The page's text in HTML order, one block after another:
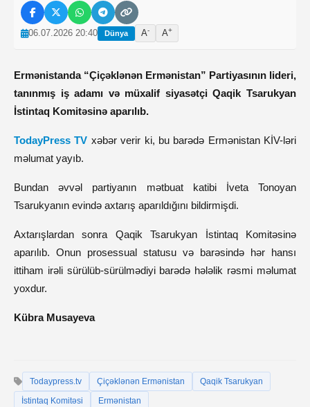
06.07.2026 20:40 Dünya A- A+
Ermənistanda “Çiçəklənən Ermənistan” Partiyasının lideri,
tanınmış iş adamı və müxalif siyasətçi Qaqik Tsarukyan
İstintaq Komitəsinə aparılıb.
TodayPress TV xəbər verir ki, bu barədə Ermənistan KİV-ləri
məlumat yayıb.
Bundan əvvəl partiyanın mətbuat katibi İveta Tonoyan
Tsarukyanın evində axtarış aparıldığını bildirmişdi.
Axtarışlardan sonra Qaqik Tsarukyan İstintaq Komitəsinə
aparılıb. Onun prosessual statusu və barəsində hər hansı
ittiham irəli sürülüb-sürülmədiyi barədə hələlik rəsmi məlumat
yoxdur.
Kübra Musayeva
Todaypress.tv Çiçəklənən Ermənistan
Qaqik Tsarukyan
İstintaq Komitəsi
Ermənistan